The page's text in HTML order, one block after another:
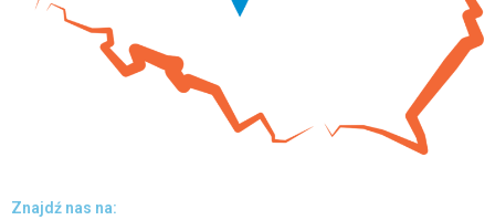
Znajdź nas na: